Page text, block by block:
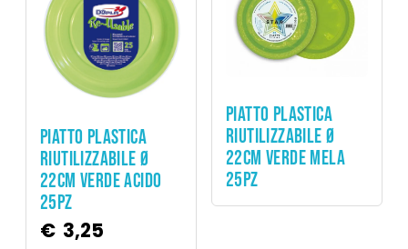
PIATTO PLASTICA
RIUTILIZZABILE Ø
22CM VERDE ACIDO
25PZ
€ 3,25
PIATTO PLASTICA
RIUTILIZZABILE Ø
22CM VERDE MELA
25PZ